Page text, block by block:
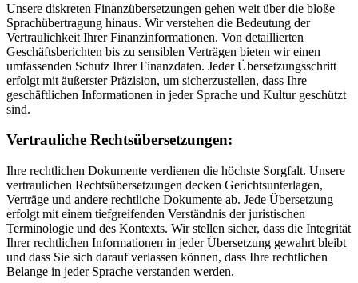
Unsere diskreten Finanzübersetzungen gehen weit über die bloße
Sprachübertragung hinaus. Wir verstehen die Bedeutung der
Vertraulichkeit Ihrer Finanzinformationen. Von detaillierten
Geschäftsberichten bis zu sensiblen Verträgen bieten wir einen
umfassenden Schutz Ihrer Finanzdaten. Jeder Übersetzungsschritt
erfolgt mit äußerster Präzision, um sicherzustellen, dass Ihre
geschäftlichen Informationen in jeder Sprache und Kultur geschützt
sind.
Vertrauliche Rechtsübersetzungen:
Ihre rechtlichen Dokumente verdienen die höchste Sorgfalt. Unsere
vertraulichen Rechtsübersetzungen decken Gerichtsunterlagen,
Verträge und andere rechtliche Dokumente ab. Jede Übersetzung
erfolgt mit einem tiefgreifenden Verständnis der juristischen
Terminologie und des Kontexts. Wir stellen sicher, dass die Integrität
Ihrer rechtlichen Informationen in jeder Übersetzung gewahrt bleibt
und dass Sie sich darauf verlassen können, dass Ihre rechtlichen
Belange in jeder Sprache verstanden werden.